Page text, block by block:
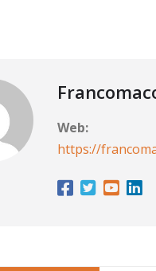
Web:
https://